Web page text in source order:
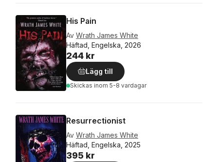
His Pain
Av Wrath James White
Häftad, Engelska, 2026
244 kr
Lägg till
Skickas inom 5-8 vardagar
Resurrectionist
Av Wrath James White
Häftad, Engelska, 2025
395 kr